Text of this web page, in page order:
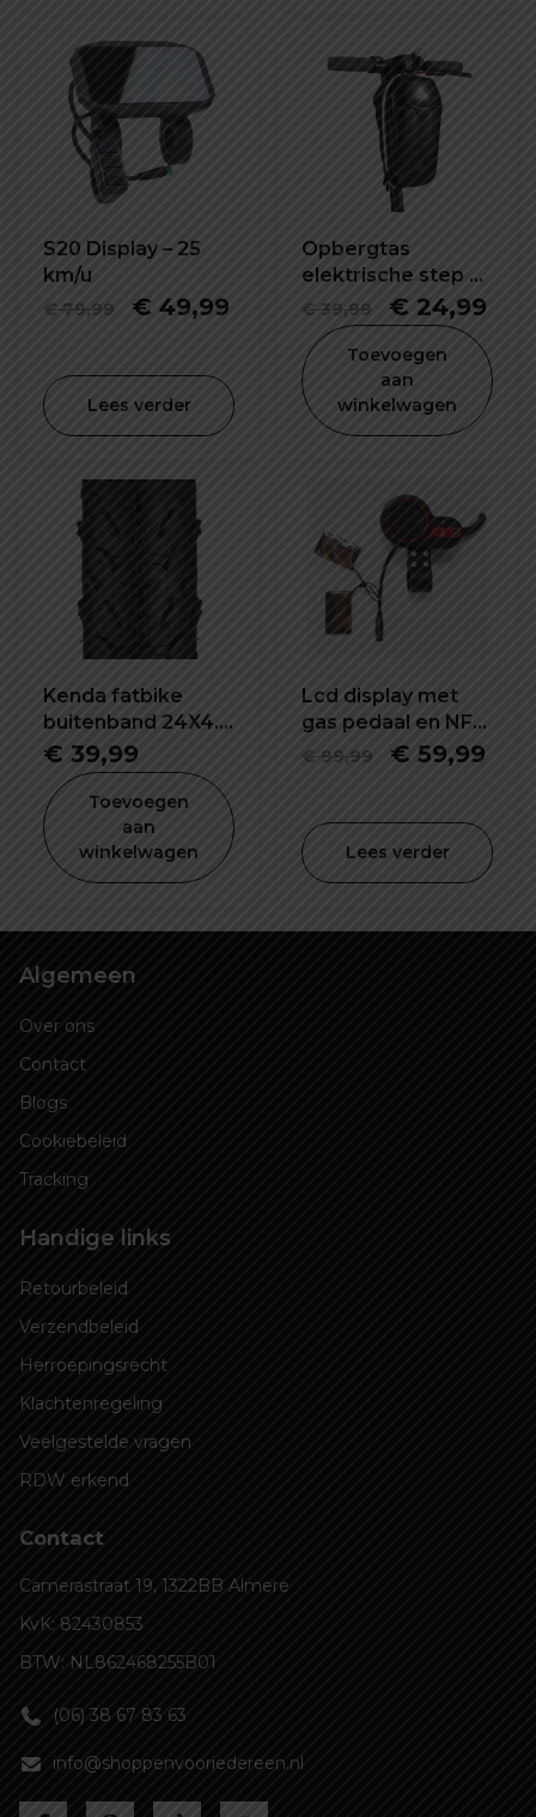
S20 Display – 25
km/u
€79,99
Oorspronkelijke
was:
€ 79,99.
€ 49,99 Huidige
€ 49,99.
Lees verder
Opbergtas
elektrische step 5L
waterdicht en
schokbestendig
€39,99
was:
€ 39,99.
€ 24,99
is:
€
Toevoegen
aan
winkelwagen
Kenda fatbike
buitenband 24X4.0
inch K1188
€ 39,99
Toevoegen
aan
winkelwagen
Lcd display met
gas pedaal en NFC
pasje elektrische
€99,99
was:
€ 99,99.
€ 59,99
is:
€
Lees verder
Algemeen
Over ons
Contact
Blogs
Cookiebeleid
Tracking
Handige links
Retourbeleid
Verzendbeleid
Herroepingsrecht
Klachtenregeling
Veelgestelde vragen
RDW erkend
Contact
Camerastraat 19, 1322BB Almere
KvK: 82430853
BTW: NL862468255B01
(06) 38 67 83 63
info@shoppenvooriedereen.nl